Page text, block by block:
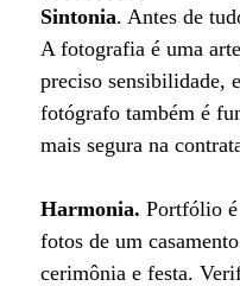
Sintonia. Antes de
A fotografia é uma
preciso sensibilidade,
fotógrafo também é
mais segura na
Harmonia. Portfólio é
fotos de um
cerimônia e festa.